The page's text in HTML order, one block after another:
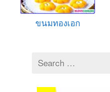
ขนมทองเอก
Search
for